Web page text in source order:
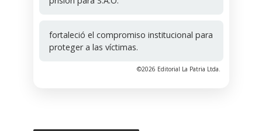
fortaleció el compromiso institucional para
proteger a las víctimas.
©2026 Editorial La Patria Ltda.